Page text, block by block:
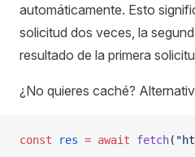
automáticamente. Esto
solicitud dos veces, la
resultado de la primera
¿No quieres caché?
const res = await fetch(